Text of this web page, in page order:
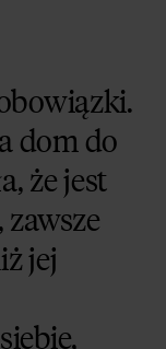
dom do
że jest
jej